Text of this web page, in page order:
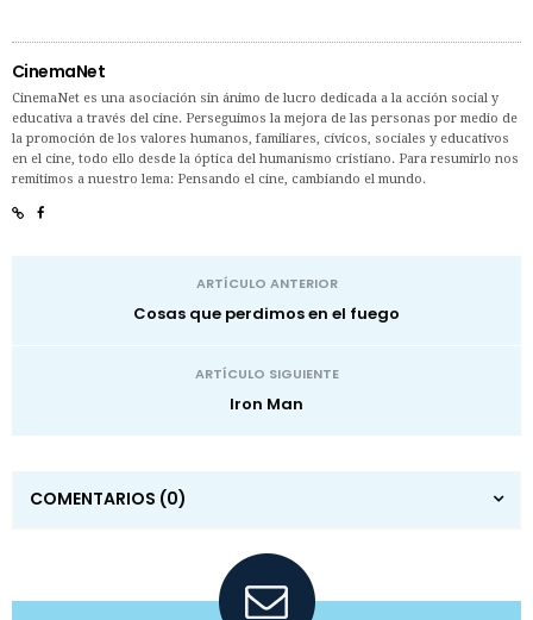
CinemaNet
CinemaNet es una asociación sin ánimo de lucro dedicada a la acción social y
educativa a través del cine. Perseguimos la mejora de las personas por medio de
la promoción de los valores humanos, familiares, cívicos, sociales y educativos
en el cine, todo ello desde la óptica del humanismo cristiano. Para resumirlo nos
remitimos a nuestro lema: Pensando el cine, cambiando el mundo.
ARTÍCULO ANTERIOR
Cosas que perdimos en el fuego
ARTÍCULO SIGUIENTE
Iron Man
COMENTARIOS (0)